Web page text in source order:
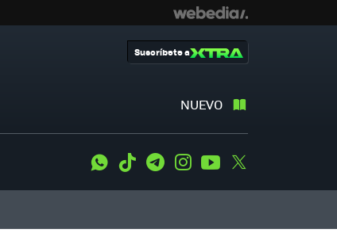
NUEVO
Suscríbete a
WhatsApp
Tiktok TelegramInstagramYoutube